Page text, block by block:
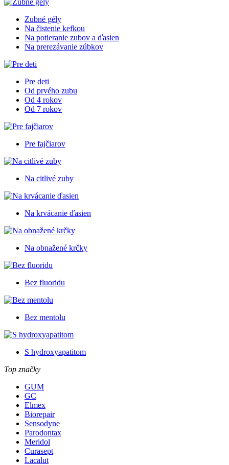
Zubné gély
Na čistenie kefkou
Na potieranie zubov a ďasien
Na prerezávanie zúbkov
Pre deti
Od prvého zubu
Od 4 rokov
Od 7 rokov
Pre fajčiarov
Na citlivé zuby
Na krvácanie ďasien
Na obnažené krčky
Bez fluoridu
Bez mentolu
S hydroxyapatitom
Top značky
GUM
GC
Elmex
Biorepair
Sensodyne
Parodontax
Meridol
Curasept
Lacalut